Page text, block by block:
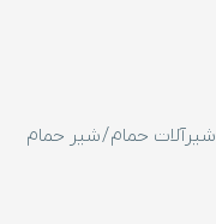
شیرآلات حمام/ شیر حمام